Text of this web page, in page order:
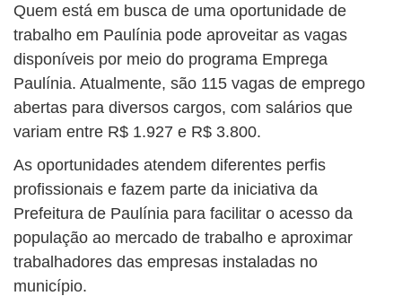
Quem está em busca de uma oportunidade de
trabalho em Paulínia pode aproveitar as vagas
disponíveis por meio do programa Emprega
Paulínia. Atualmente, são 115 vagas de emprego
abertas para diversos cargos, com salários que
variam entre R$ 1.927 e R$ 3.800.
As oportunidades atendem diferentes perfis
profissionais e fazem parte da iniciativa da
Prefeitura de Paulínia para facilitar o acesso da
população ao mercado de trabalho e aproximar
trabalhadores das empresas instaladas no
município.